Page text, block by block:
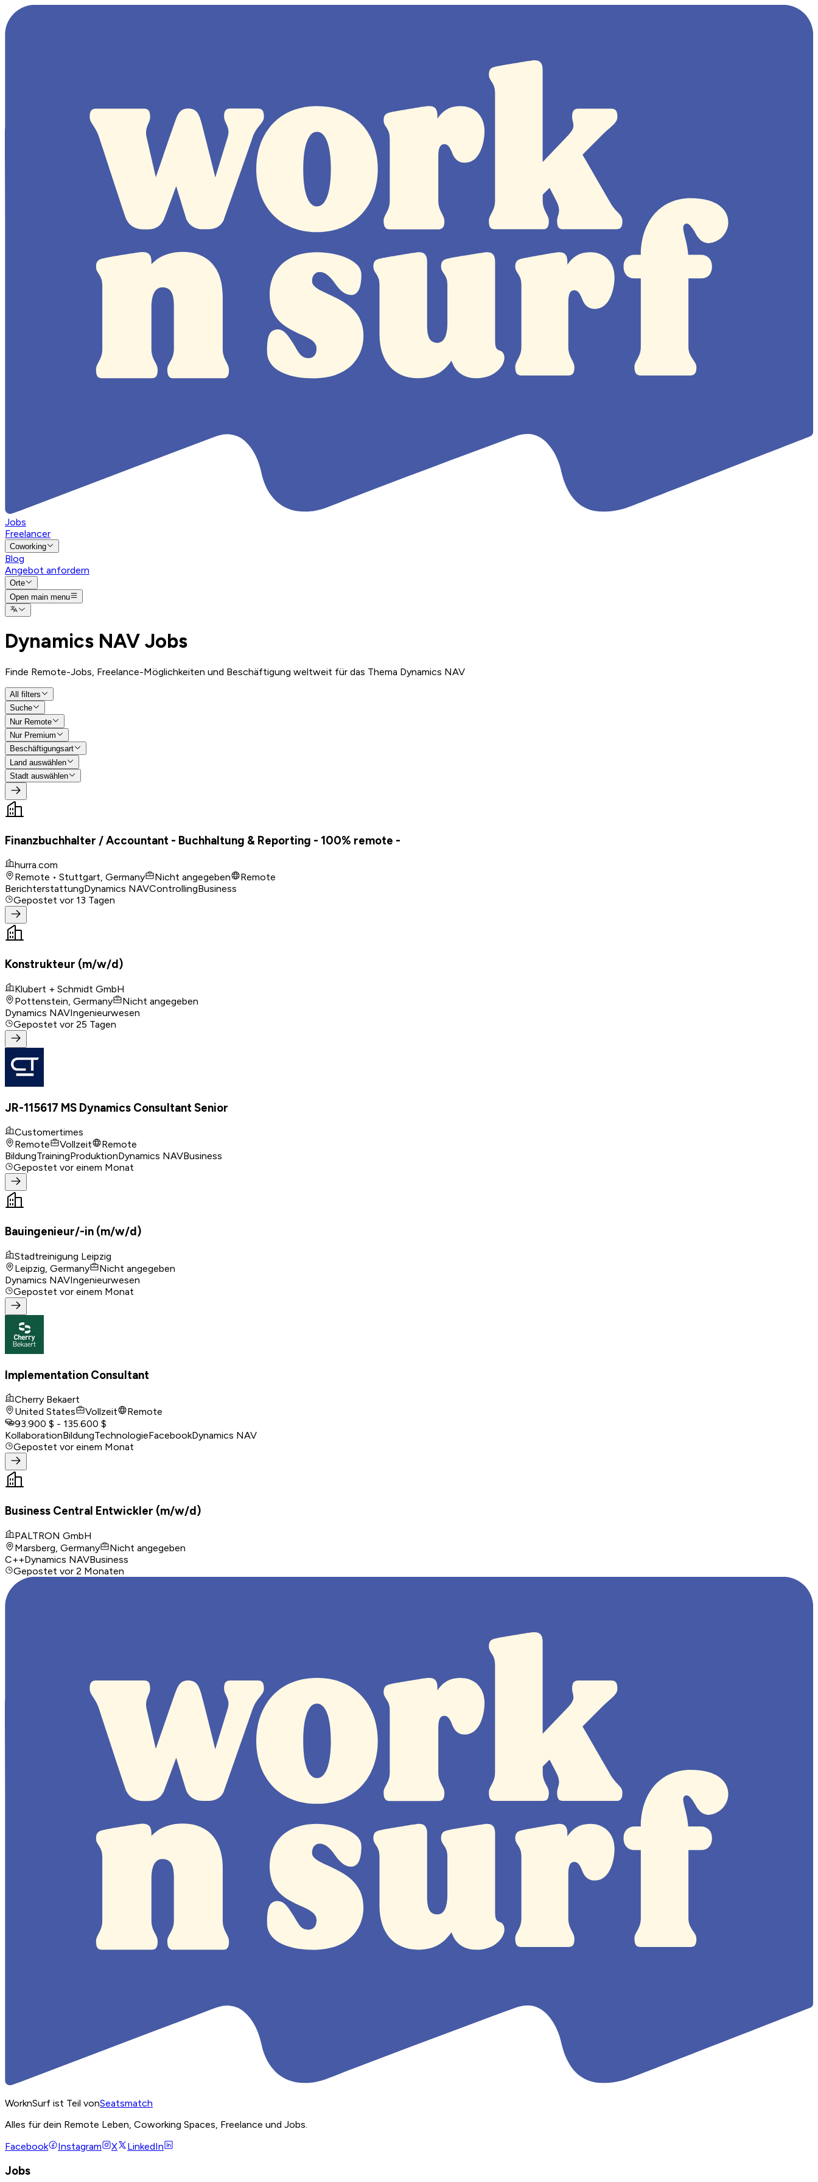
Jobs
Freelancer
Coworking
Blog
Angebot anfordern
Orte
Open main menu
Dynamics NAV Jobs
Finde Remote-Jobs, Freelance-Möglichkeiten und Beschäftigung weltweit für das Thema Dynamics NAV
All filters
Suche
Nur Remote
Nur Premium
Beschäftigungsart
Land auswählen
Stadt auswählen
Finanzbuchhalter / Accountant - Buchhaltung & Reporting - 100% remote -
hurra.com
Remote • Stuttgart, Germany
Nicht angegeben
Remote
BerichterstattungDynamics NAVControllingBusiness
Gepostet vor 13 Tagen
Konstrukteur (m/w/d)
Klubert + Schmidt GmbH
Pottenstein, Germany
Nicht angegeben
Dynamics NAVIngenieurwesen
Gepostet vor 25 Tagen
JR-115617 MS Dynamics Consultant Senior
Customertimes
Remote
Vollzeit
Remote
BildungTrainingProduktionDynamics NAVBusiness
Gepostet vor einem Monat
Bauingenieur/-in (m/w/d)
Stadtreinigung Leipzig
Leipzig, Germany
Nicht angegeben
Dynamics NAVIngenieurwesen
Gepostet vor einem Monat
Implementation Consultant
Cherry Bekaert
United States
Vollzeit
Remote
93.900 $ - 135.600 $
KollaborationBildungTechnologieFacebookDynamics NAV
Gepostet vor einem Monat
Business Central Entwickler (m/w/d)
PALTRON GmbH
Marsberg, Germany
Nicht angegeben
C++Dynamics NAVBusiness
Gepostet vor 2 Monaten
WorknSurf ist Teil vonSeatsmatch
Alles für dein Remote Leben, Coworking Spaces, Freelance und Jobs.
Facebook
Instagram X LinkedIn
Jobs